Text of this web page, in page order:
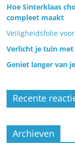
Hoe Sinterklaas
compleet maakt
Veiligheidsfolie
Verlicht je tuin
Geniet langer van
Recente
Archieven